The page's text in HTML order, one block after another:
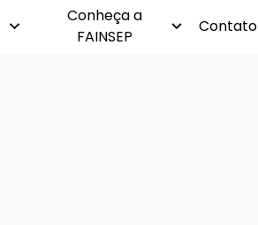
Conheça a
FAINSEP
Contato